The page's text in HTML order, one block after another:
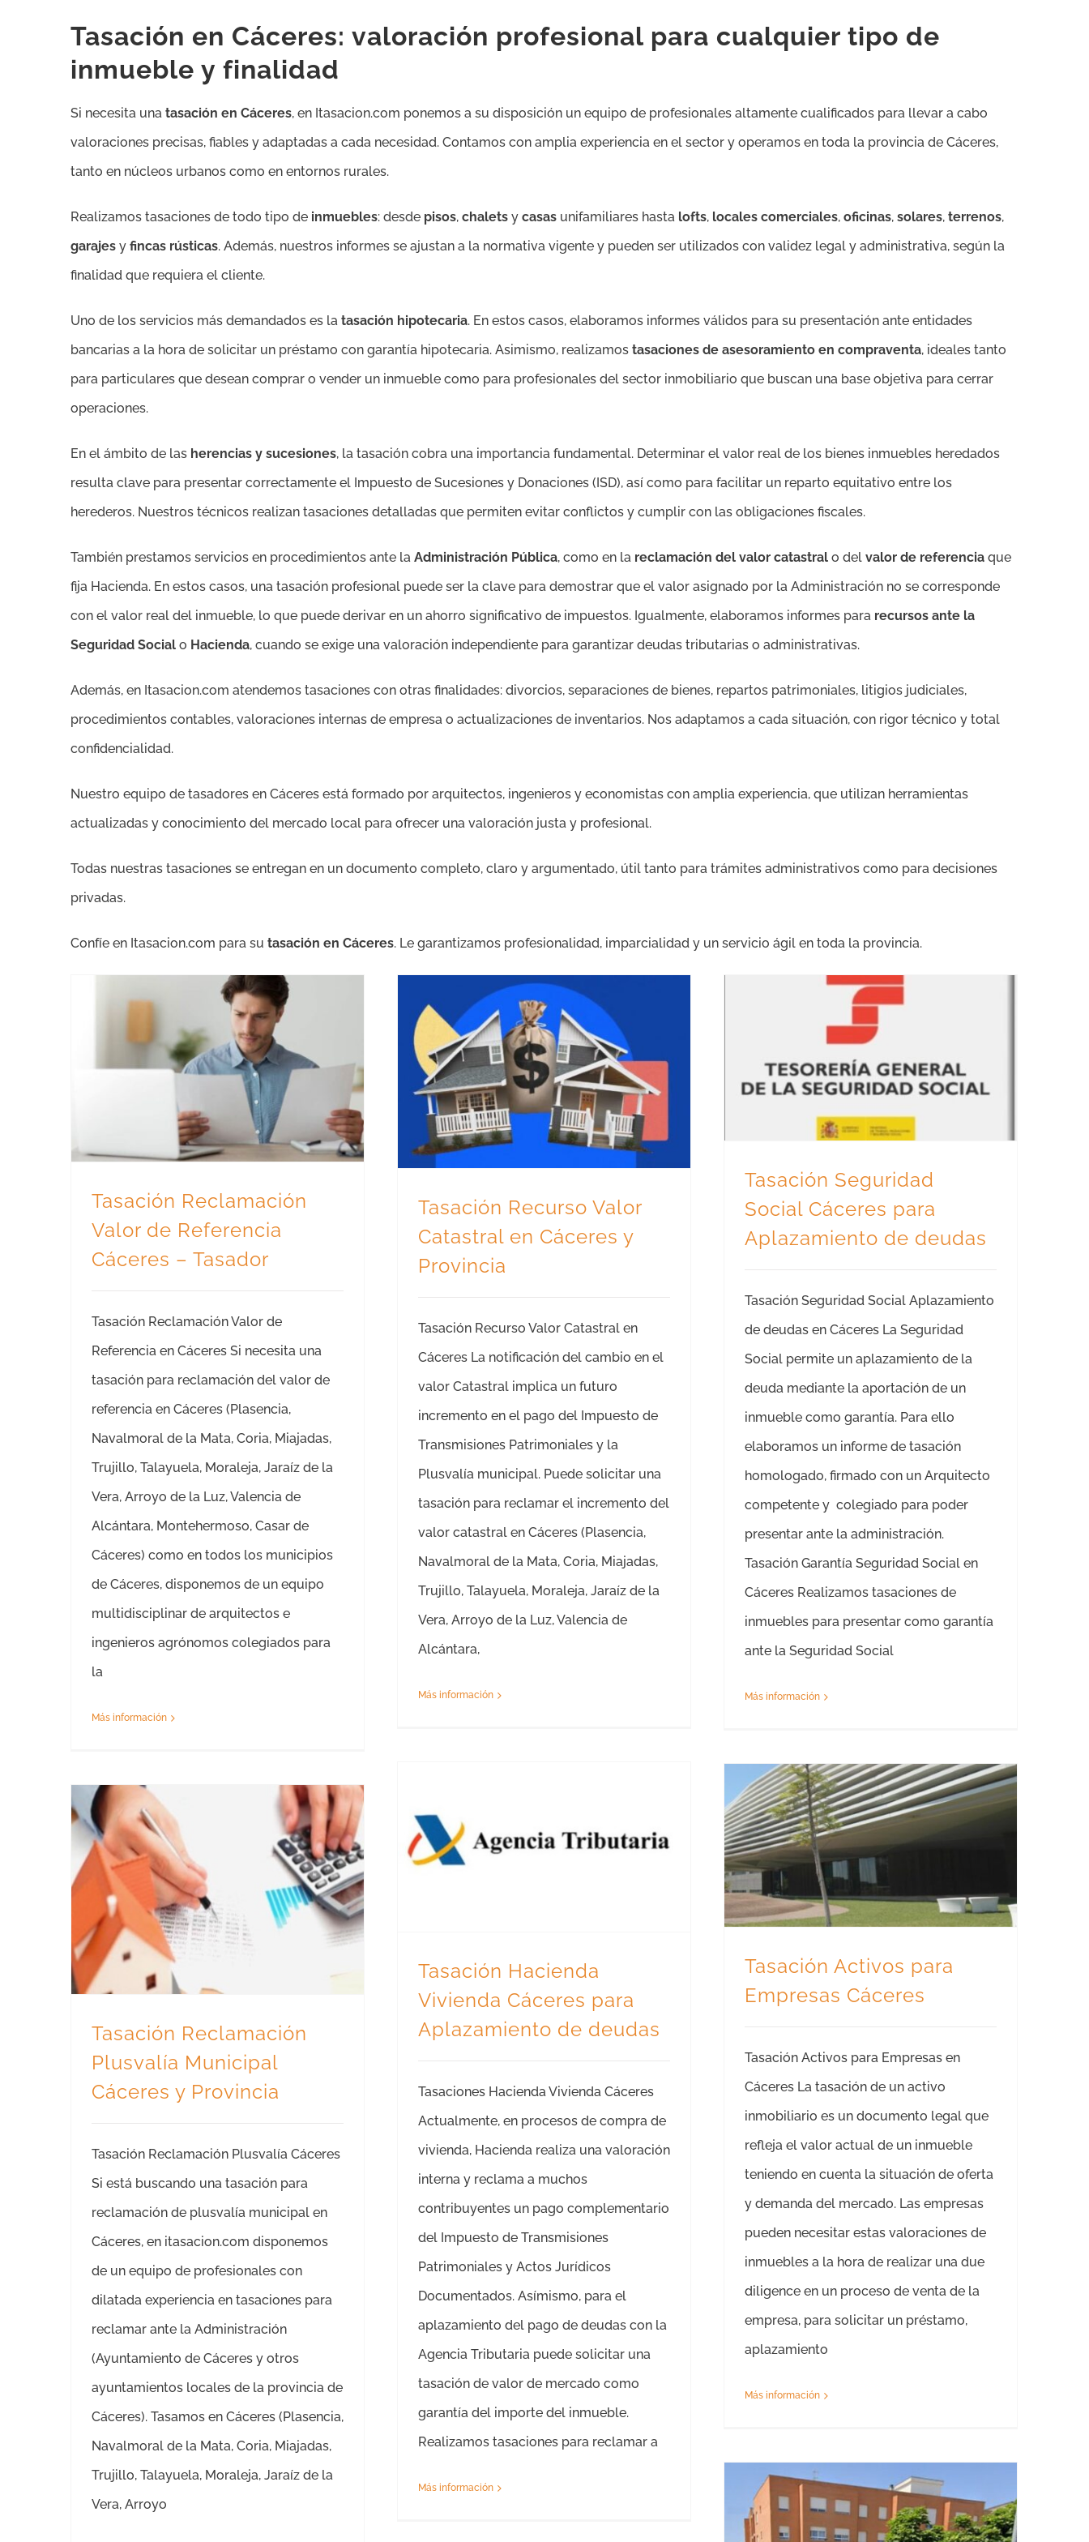
Tasación en Cáceres: valoración profesional para cualquier tipo de
inmueble y finalidad
Si necesita una tasación en Cáceres, en Itasacion.com ponemos a su disposición un equipo de profesionales altamente cualificados para llevar a cabo
valoraciones precisas, fiables y adaptadas a cada necesidad. Contamos con amplia experiencia en el sector y operamos en toda la provincia de Cáceres,
tanto en núcleos urbanos como en entornos rurales.
Realizamos tasaciones de todo tipo de inmuebles: desde pisos, chalets y casas unifamiliares hasta lofts, locales comerciales, oficinas, solares, terrenos,
garajes y fincas rústicas. Además, nuestros informes se ajustan a la normativa vigente y pueden ser utilizados con validez legal y administrativa, según la
finalidad que requiera el cliente.
Uno de los servicios más demandados es la tasación hipotecaria. En estos casos, elaboramos informes válidos para su presentación ante entidades
bancarias a la hora de solicitar un préstamo con garantía hipotecaria. Asimismo, realizamos tasaciones de asesoramiento en compraventa, ideales tanto
para particulares que desean comprar o vender un inmueble como para profesionales del sector inmobiliario que buscan una base objetiva para cerrar
operaciones.
En el ámbito de las herencias y sucesiones, la tasación cobra una importancia fundamental. Determinar el valor real de los bienes inmuebles heredados
resulta clave para presentar correctamente el Impuesto de Sucesiones y Donaciones (ISD), así como para facilitar un reparto equitativo entre los
herederos. Nuestros técnicos realizan tasaciones detalladas que permiten evitar conflictos y cumplir con las obligaciones fiscales.
También prestamos servicios en procedimientos ante la Administración Pública, como en la reclamación del valor catastral o del valor de referencia que
fija Hacienda. En estos casos, una tasación profesional puede ser la clave para demostrar que el valor asignado por la Administración no se corresponde
con el valor real del inmueble, lo que puede derivar en un ahorro significativo de impuestos. Igualmente, elaboramos informes para recursos ante la
Seguridad Social o Hacienda, cuando se exige una valoración independiente para garantizar deudas tributarias o administrativas.
Además, en Itasacion.com atendemos tasaciones con otras finalidades: divorcios, separaciones de bienes, repartos patrimoniales, litigios judiciales,
procedimientos contables, valoraciones internas de empresa o actualizaciones de inventarios. Nos adaptamos a cada situación, con rigor técnico y total
confidencialidad.
Nuestro equipo de tasadores en Cáceres está formado por arquitectos, ingenieros y economistas con amplia experiencia, que utilizan herramientas
actualizadas y conocimiento del mercado local para ofrecer una valoración justa y profesional.
Todas nuestras tasaciones se entregan en un documento completo, claro y argumentado, útil tanto para trámites administrativos como para decisiones
privadas.
Confíe en Itasacion.com para su tasación en Cáceres. Le garantizamos profesionalidad, imparcialidad y un servicio ágil en toda la provincia.
Tasación Reclamación
Valor de Referencia
Cáceres – Tasador
Tasación Reclamación Valor de
Referencia en Cáceres Si necesita una
tasación para reclamación del valor de
referencia en Cáceres (Plasencia,
Navalmoral de la Mata, Coria, Miajadas,
Trujillo, Talayuela, Moraleja, Jaraíz de la
Vera, Arroyo de la Luz, Valencia de
Alcántara, Montehermoso, Casar de
Cáceres) como en todos los municipios
de Cáceres, disponemos de un equipo
multidisciplinar de arquitectos e
ingenieros agrónomos colegiados para
la
Más información
Tasación Recurso Valor
Catastral en Cáceres y
Provincia
Tasación Recurso Valor Catastral en
Cáceres La notificación del cambio en el
valor Catastral implica un futuro
incremento en el pago del Impuesto de
Transmisiones Patrimoniales y la
Plusvalía municipal. Puede solicitar una
tasación para reclamar el incremento del
valor catastral en Cáceres (Plasencia,
Navalmoral de la Mata, Coria, Miajadas,
Trujillo, Talayuela, Moraleja, Jaraíz de la
Vera, Arroyo de la Luz, Valencia de
Alcántara,
Más información
Tasación Seguridad
Social Cáceres para
Aplazamiento de deudas
Tasación Seguridad Social Aplazamiento
de deudas en Cáceres La Seguridad
Social permite un aplazamiento de la
deuda mediante la aportación de un
inmueble como garantía. Para ello
elaboramos un informe de tasación
homologado, firmado con un Arquitecto
competente y colegiado para poder
presentar ante la administración.
Tasación Garantía Seguridad Social en
Cáceres Realizamos tasaciones de
inmuebles para presentar como garantía
ante la Seguridad Social
Más información
Tasación Hacienda
Vivienda Cáceres para
Aplazamiento de deudas
Tasaciones Hacienda Vivienda Cáceres
Actualmente, en procesos de compra de
vivienda, Hacienda realiza una valoración
interna y reclama a muchos
contribuyentes un pago complementario
del Impuesto de Transmisiones
Patrimoniales y Actos Jurídicos
Documentados. Asímismo, para el
aplazamiento del pago de deudas con la
Agencia Tributaria puede solicitar una
tasación de valor de mercado como
garantía del importe del inmueble.
Realizamos tasaciones para reclamar a
Más información
Tasación Activos para
Empresas Cáceres
Tasación Activos para Empresas en
Cáceres La tasación de un activo
inmobiliario es un documento legal que
refleja el valor actual de un inmueble
teniendo en cuenta la situación de oferta
y demanda del mercado. Las empresas
pueden necesitar estas valoraciones de
inmuebles a la hora de realizar una due
diligence en un proceso de venta de la
empresa, para solicitar un préstamo,
aplazamiento
Más información
Tasación Reclamación
Plusvalía Municipal
Cáceres y Provincia
Tasación Reclamación Plusvalía Cáceres
Si está buscando una tasación para
reclamación de plusvalía municipal en
Cáceres, en itasacion.com disponemos
de un equipo de profesionales con
dilatada experiencia en tasaciones para
reclamar ante la Administración
(Ayuntamiento de Cáceres y otros
ayuntamientos locales de la provincia de
Cáceres). Tasamos en Cáceres (Plasencia,
Navalmoral de la Mata, Coria, Miajadas,
Trujillo, Talayuela, Moraleja, Jaraíz de la
Vera, Arroyo